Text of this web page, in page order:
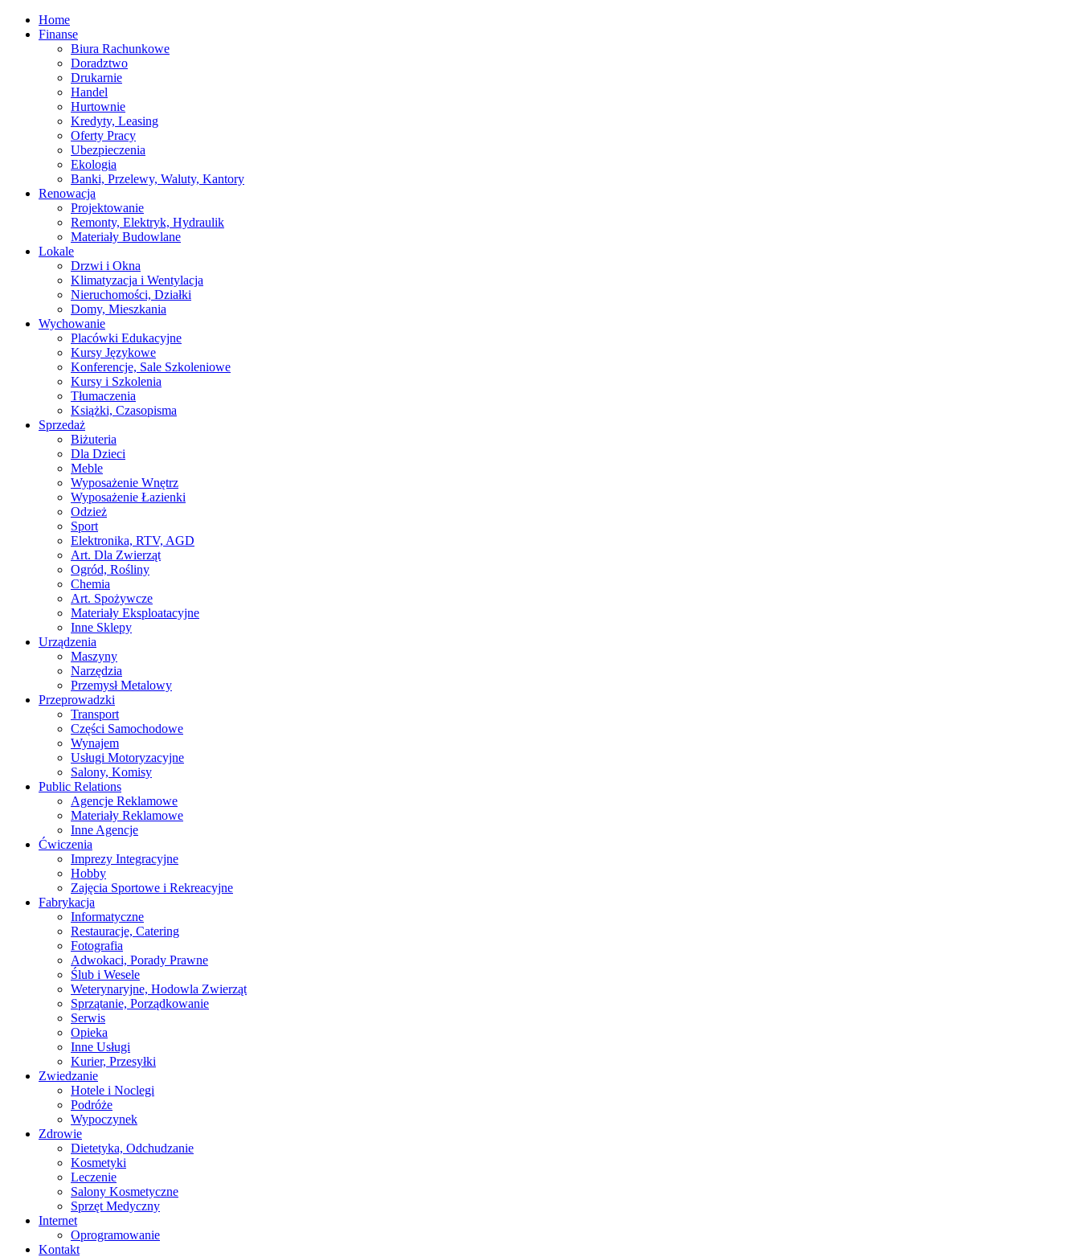
Home
Finanse
Biura Rachunkowe
Doradztwo
Drukarnie
Handel
Hurtownie
Kredyty, Leasing
Oferty Pracy
Ubezpieczenia
Ekologia
Banki, Przelewy, Waluty, Kantory
Renowacja
Projektowanie
Remonty, Elektryk, Hydraulik
Materiały Budowlane
Lokale
Drzwi i Okna
Klimatyzacja i Wentylacja
Nieruchomości, Działki
Domy, Mieszkania
Wychowanie
Placówki Edukacyjne
Kursy Językowe
Konferencje, Sale Szkoleniowe
Kursy i Szkolenia
Tłumaczenia
Książki, Czasopisma
Sprzedaż
Biżuteria
Dla Dzieci
Meble
Wyposażenie Wnętrz
Wyposażenie Łazienki
Odzież
Sport
Elektronika, RTV, AGD
Art. Dla Zwierząt
Ogród, Rośliny
Chemia
Art. Spożywcze
Materiały Eksploatacyjne
Inne Sklepy
Urządzenia
Maszyny
Narzędzia
Przemysł Metalowy
Przeprowadzki
Transport
Części Samochodowe
Wynajem
Usługi Motoryzacyjne
Salony, Komisy
Public Relations
Agencje Reklamowe
Materiały Reklamowe
Inne Agencje
Ćwiczenia
Imprezy Integracyjne
Hobby
Zajęcia Sportowe i Rekreacyjne
Fabrykacja
Informatyczne
Restauracje, Catering
Fotografia
Adwokaci, Porady Prawne
Ślub i Wesele
Weterynaryjne, Hodowla Zwierząt
Sprzątanie, Porządkowanie
Serwis
Opieka
Inne Usługi
Kurier, Przesyłki
Zwiedzanie
Hotele i Noclegi
Podróże
Wypoczynek
Zdrowie
Dietetyka, Odchudzanie
Kosmetyki
Leczenie
Salony Kosmetyczne
Sprzęt Medyczny
Internet
Oprogramowanie
Kontakt